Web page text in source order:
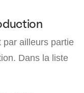
par ailleurs partie
Dans la liste